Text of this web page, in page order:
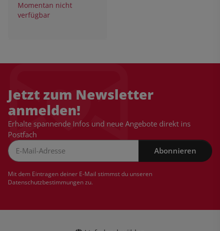
Momentan nicht
verfügbar
Jetzt zum Newsletter
anmelden!
Erhalte spannende Infos und neue Angebote direkt ins
Postfach
Abonnieren
Mit dem Eintragen deiner E-Mail stimmst du unseren
Datenschutzbestimmungenzu.